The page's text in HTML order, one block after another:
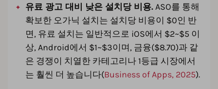
유료 광고 대비 낮은 설치당 비용.ASO를 통해
확보한 오가닉 설치는 설치당 비용이 $0인 반
면, 유료 설치는 일반적으로 iOS에서 $2~$5 이
상, Android에서 $1~$3이며, 금융($8.70)과 같
은 경쟁이 치열한 카테고리나 1등급 시장에서
는 훨씬 더 높습니다(Business of Apps, 2025).